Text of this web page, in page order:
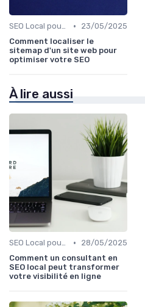
SEO Local pour les Entreprises •
23/05/2025
Comment localiser le
sitemap d'un site web pour
optimiser votre SEO
À lire aussi
SEO Local pour les Entreprises •
28/05/2025
Comment un consultant en
SEO local peut transformer
votre visibilité en ligne